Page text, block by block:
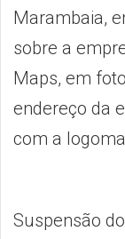
Marambaia,
sobre a
Maps, em
endereço da
com a
Suspensão